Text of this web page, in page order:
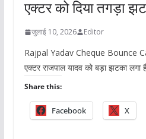
एक्टर को दिया तगड़ा
जुलाई 10, 2026 Editor
Rajpal Yadav Cheque Bounce
एक्टर राजपाल यादव को बड़ा झटका लगा
Share this:
Facebook X